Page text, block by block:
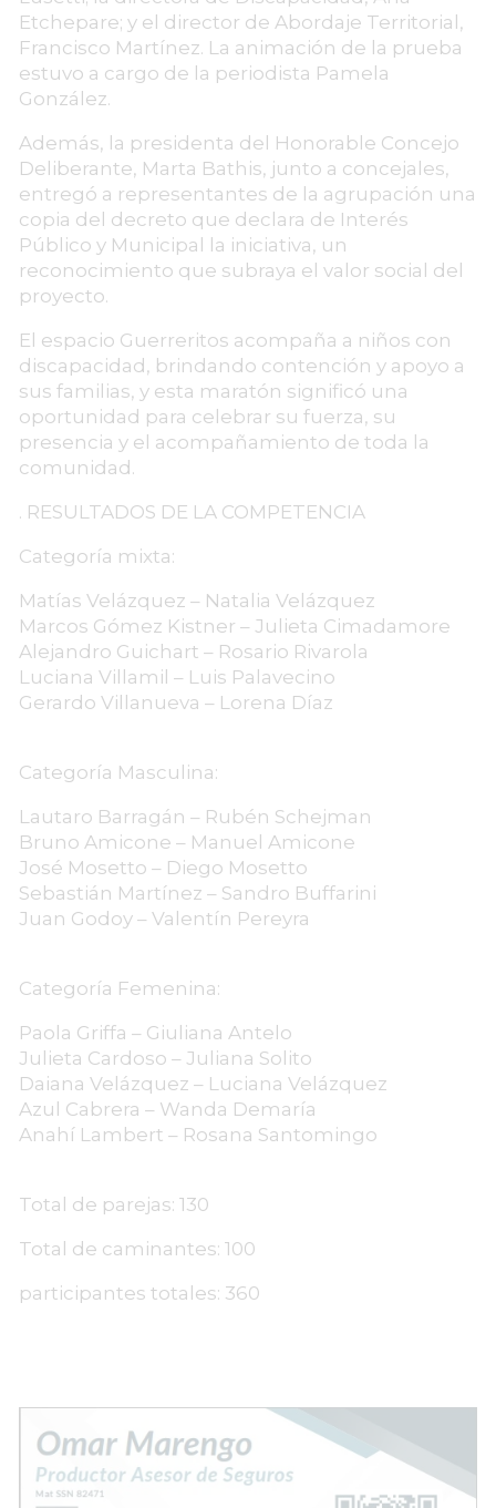
Etchepare; y el director de Abordaje Territorial,
Francisco Martínez. La animación de la prueba
estuvo a cargo de la periodista Pamela
González.
Además, la presidenta del Honorable Concejo
Deliberante, Marta Bathis, junto a concejales,
entregó a representantes de la agrupación una
copia del decreto que declara de Interés
Público y Municipal la iniciativa, un
reconocimiento que subraya el valor social del
proyecto.
El espacio Guerreritos acompaña a niños con
discapacidad, brindando contención y apoyo a
sus familias, y esta maratón significó una
oportunidad para celebrar su fuerza, su
presencia y el acompañamiento de toda la
comunidad.
. RESULTADOS DE LA COMPETENCIA
Categoría mixta:
Matías Velázquez – Natalia Velázquez
Marcos Gómez Kistner – Julieta Cimadamore
Alejandro Guichart – Rosario Rivarola
Luciana Villamil – Luis Palavecino
Gerardo Villanueva – Lorena Díaz
Categoría Masculina:
Lautaro Barragán – Rubén Schejman
Bruno Amicone – Manuel Amicone
José Mosetto – Diego Mosetto
Sebastián Martínez – Sandro Buffarini
Juan Godoy – Valentín Pereyra
Categoría Femenina:
Paola Griffa – Giuliana Antelo
Julieta Cardoso – Juliana Solito
Daiana Velázquez – Luciana Velázquez
Azul Cabrera – Wanda Demaría
Anahí Lambert – Rosana Santomingo
Total de parejas: 130
Total de caminantes: 100
participantes totales: 360